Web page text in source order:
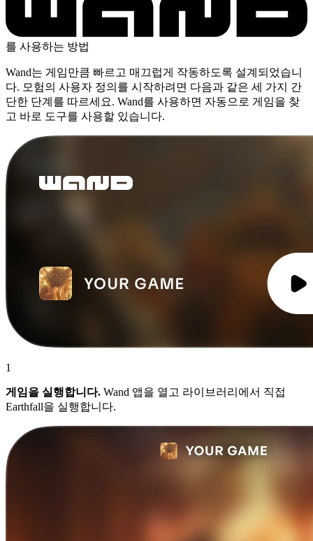
를 사용하는 방법
Wand는 게임만큼 빠르고 매끄럽게 작동하도록 설계되었습니
다. 모험의 사용자 정의를 시작하려면 다음과 같은 세 가지 간
단한 단계를 따르세요. Wand를 사용하면 자동으로 게임을 찾
고 바로 도구를 사용할 있습니다.
1
게임을 실행합니다. Wand 앱을 열고 라이브러리에서 직접
Earthfall을 실행합니다.